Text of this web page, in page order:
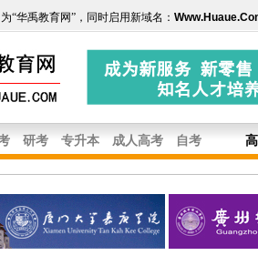
“华禹教育网”，同时启用新域名：
研考 专升本 成人高考 自考